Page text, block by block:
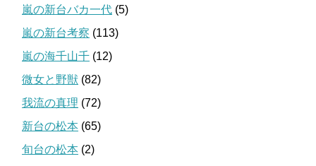
嵐の新台バカ一代 (5)
嵐の新台考察 (113)
嵐の海千山千 (12)
微女と野獣 (82)
我流の真理 (72)
新台の松本 (65)
旬台の松本 (2)